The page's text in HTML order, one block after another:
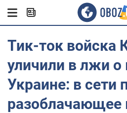
Тик-ток войска
уличили в лжи о
Украине: в сети
разоблачающее